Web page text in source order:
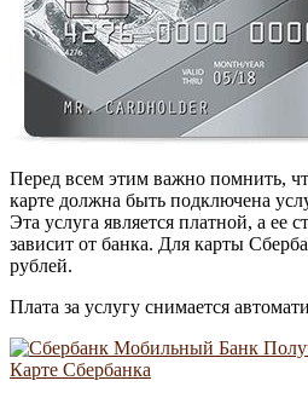
Перед всем этим важно помнить,
карте должна быть подключена
Эта услуга является платной, а ее
зависит от банка. Для карты
рублей.
Плата за услугу снимается